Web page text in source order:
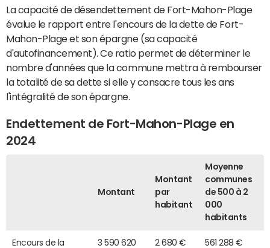
La capacité de désendettement de Fort-Mahon-Plage
évalue le rapport entre l'encours de la dette de Fort-
Mahon-Plage et son épargne (sa capacité
d'autofinancement). Ce ratio permet de déterminer le
nombre d'années que la commune mettra à rembourser
la totalité de sa dette si elle y consacre tous les ans
l'intégralité de son épargne.
Endettement de Fort-Mahon-Plage en
2024
Montant
Montant
par
habitant
Moyenne
communes
de 500 à 2
000
habitants
Encours de la
3 590 620
2 680 € 561 288 €